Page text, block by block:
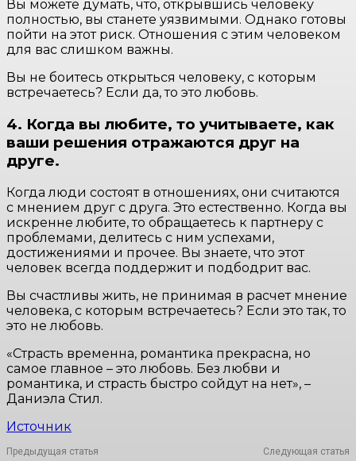
Вы можете думать, что, открывшись человеку
полностью, вы станете уязвимыми. Однако готовы
пойти на этот риск. Отношения с этим человеком
для вас слишком важны.
Вы не боитесь открыться человеку, с которым
встречаетесь? Если да, то это любовь.
4. Когда вы любите, то учитываете, как
ваши решения отражаются друг на
друге.
Когда люди состоят в отношениях, они считаются
с мнением друг с друга. Это естественно. Когда вы
искренне любите, то обращаетесь к партнеру с
проблемами, делитесь с ним успехами,
достижениями и прочее. Вы знаете, что этот
человек всегда поддержит и подбодрит вас.
Вы счастливы жить, не принимая в расчет мнение
человека, с которым встречаетесь? Если это так, то
это не любовь.
«Страсть временна, романтика прекрасна, но
самое главное – это любовь. Без любви и
романтика, и страсть быстро сойдут на нет», –
Даниэла Стил.
Источник
Предыдущая статья Следующая статья